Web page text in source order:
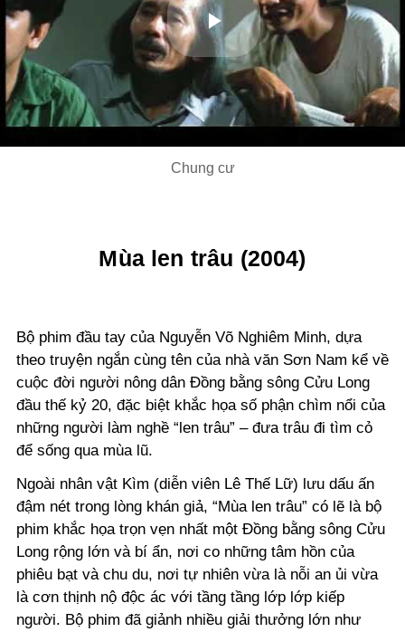
Play
Video
Chung cư
Mùa len trâu (2004)
Bộ phim đầu tay của Nguyễn Võ Nghiêm Minh, dựa
theo truyện ngắn cùng tên của nhà văn Sơn Nam kể về
cuộc đời người nông dân Đồng bằng sông Cửu Long
đầu thế kỷ 20, đặc biệt khắc họa số phận chìm nổi của
những người làm nghề “len trâu” – đưa trâu đi tìm cỏ
để sống qua mùa lũ.
Ngoài nhân vật Kìm (diễn viên Lê Thế Lữ) lưu dấu ấn
đậm nét trong lòng khán giả, “Mùa len trâu” có lẽ là bộ
phim khắc họa trọn vẹn nhất một Đồng bằng sông Cửu
Long rộng lớn và bí ẩn, nơi co những tâm hồn của
phiêu bạt và chu du, nơi tự nhiên vừa là nỗi an ủi vừa
là cơn thịnh nộ độc ác với tầng tầng lớp lớp kiếp
người. Bộ phim đã giảnh nhiều giải thưởng lớn như